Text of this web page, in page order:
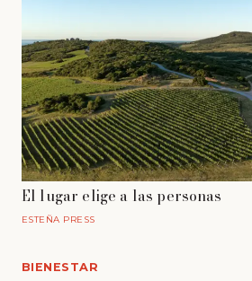
El lugar elige a las personas
ESTEÑA PRESS
BIENESTAR